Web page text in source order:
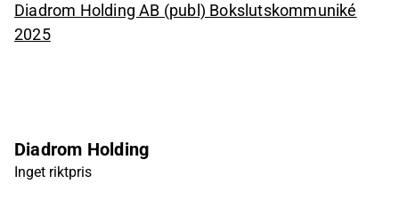
Diadrom Holding AB (publ) Bokslutskommuniké
2025
Diadrom Holding
Inget riktpris